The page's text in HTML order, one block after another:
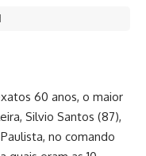
60 anos, o maior
Silvio Santos (87),
no comando